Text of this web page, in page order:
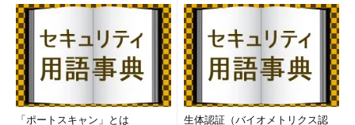
「ポートスキャン」とは 生体認証（バイオメトリクス認